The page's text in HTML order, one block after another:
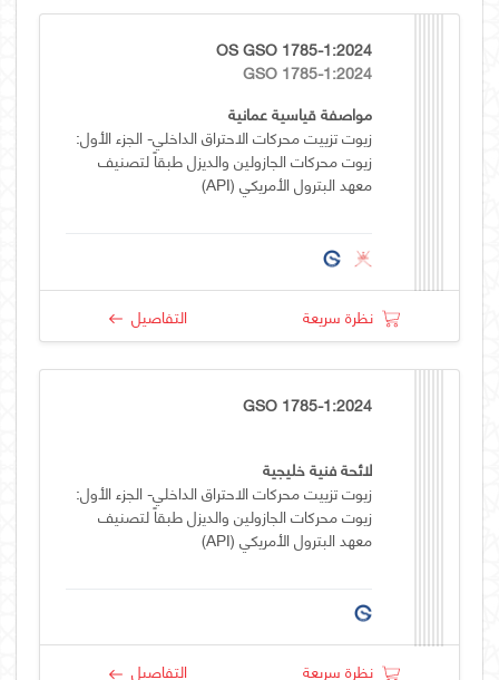
OS GSO 1785-1:2024
GSO 1785-1:2024
مواصفة قياسية عمانية
زيوت تزييت محركات الاحتراق الداخلي- الجزء الأول:
زيوت محركات الجازولين والديزل طبقاً لتصنيف
معهد البترول الأمريكي (API)
نظرة سريعة التفاصيل
GSO 1785-1:2024
لائحة فنية خليجية
زيوت تزييت محركات الاحتراق الداخلي- الجزء الأول:
زيوت محركات الجازولين والديزل طبقاً لتصنيف
معهد البترول الأمريكي (API)
نظرة سريعة التفاصيل